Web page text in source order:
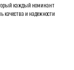
каждый номинант
качества и надежности